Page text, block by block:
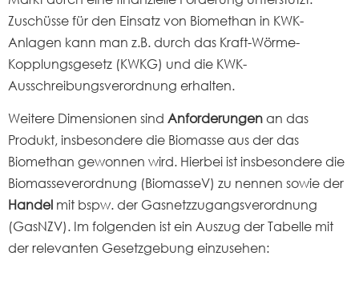
Zuschüsse für den Einsatz von Biomethan in KWK-
Anlagen kann man z.B. durch das Kraft-Wörme-
Kopplungsgesetz (KWKG) und die KWK-
Ausschreibungsverordnung erhalten.
Weitere Dimensionen sind Anforderungenan das
Produkt, insbesondere die Biomasse aus der das
Biomethan gewonnen wird. Hierbei ist insbesondere die
Biomasseverordnung (BiomasseV) zu nennen sowie der
Handel mit bspw. der Gasnetzzugangsverordnung
(GasNZV). Im folgenden ist ein Auszug der Tabelle mit
der relevanten Gesetzgebung einzusehen: